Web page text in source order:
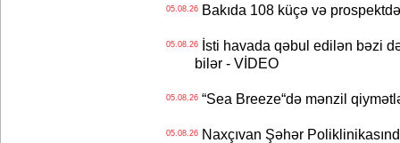
05.08.26Bakıda 108 küçə və
05.08.26İsti havada qəbul edilən bəzi
bilər - VİDEO
05.08.26“Sea Breeze“də mənzil
05.08.26Naxçıvan Şəhər